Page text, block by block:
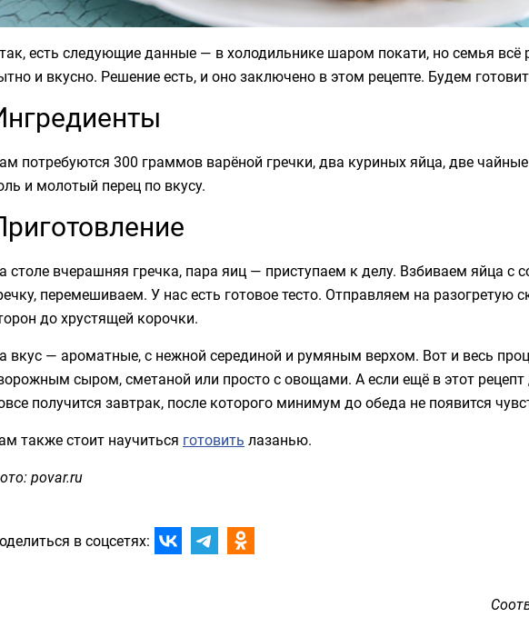
есть следующие данные — в холодильнике шаром покати, но семья всё
и вкусно. Решение есть, и оно заключено в этом рецепте. Будем
потребуются 300 граммов варёной гречки, два куриных яйца, две
и молотый перец по вкусу.
столе вчерашняя гречка, пара яиц — приступаем к делу. Взбиваем яйца с
перемешиваем. У нас есть готовое тесто. Отправляем на разогретую
до хрустящей корочки.
вкус — ароматные, с нежной серединой и румяным верхом. Вот и весь
сыром, сметаной или просто с овощами. А если ещё в этот
получится завтрак, после которого минимум до обеда не появится
также стоит научиться готовить лазанью.
povar.ru
в соцсетях: